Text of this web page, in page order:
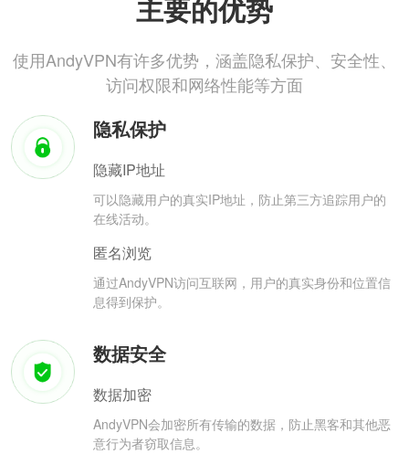
主要的优势
使用AndyVPN有许多优势，涵盖隐私保护、安全性、
访问权限和网络性能等方面
隐私保护
隐藏IP地址
可以隐藏用户的真实IP地址，防止第三方追踪用户的
在线活动。
匿名浏览
通过AndyVPN访问互联网，用户的真实身份和位置信
息得到保护。
数据安全
数据加密
AndyVPN会加密所有传输的数据，防止黑客和其他恶
意行为者窃取信息。